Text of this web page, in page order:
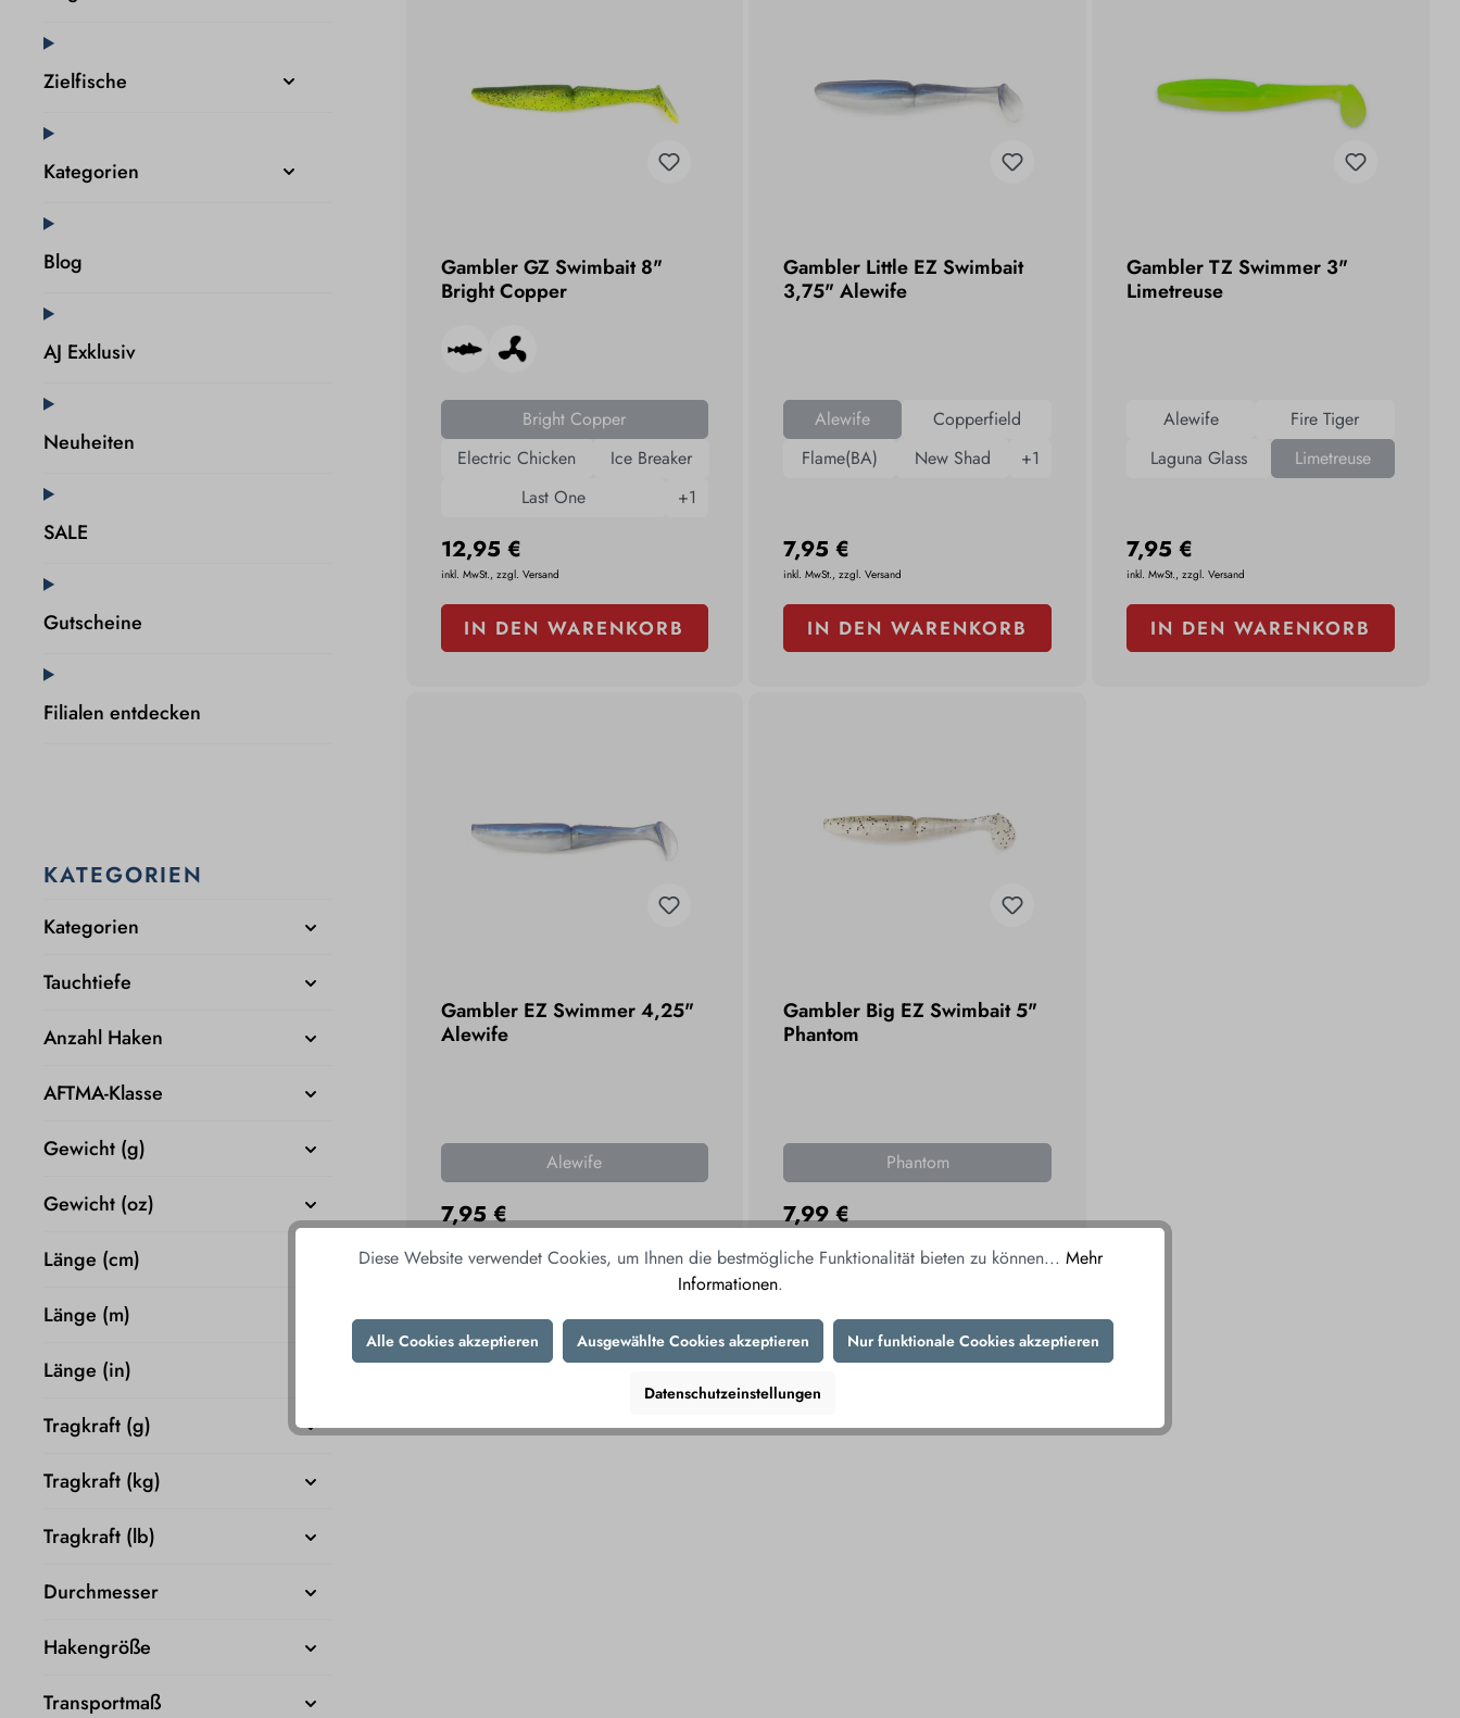
Zielfische
Kategorien
Blog
AJ Exklusiv
Neuheiten
SALE
Gutscheine
Filialen entdecken
KATEGORIEN
Kategorien
Tauchtiefe
Anzahl Haken
AFTMA-Klasse
Gewicht (g)
Gewicht (oz)
Länge (cm)
Länge (m)
Länge (in)
Tragkraft (g)
Tragkraft (kg)
Tragkraft (lb)
Durchmesser
Hakengröße
Transportmaß
Gambler GZ Swimbait 8"
Bright Copper
Bright Copper
Electric Chicken
Ice Breaker
Last One
+1
12,95 €
inkl. MwSt., zzgl. Versand
IN DEN WARENKORB
Gambler Little EZ Swimbait
3,75" Alewife
Alewife
Copperfield
Flame(BA)
New Shad +1
7,95 €
inkl. MwSt., zzgl. Versand
IN DEN WARENKORB
Gambler TZ Swimmer 3"
Limetreuse
Alewife
Fire Tiger
Laguna Glass
Limetreuse
7,95 €
inkl. MwSt., zzgl. Versand
IN DEN WARENKORB
Gambler EZ Swimmer 4,25"
Alewife
Alewife
7,95 €
IN DEN WARENKORB
Gambler Big EZ Swimbait 5"
Phantom
Phantom
7,99 €
Diese Website verwendet Cookies, um Ihnen die bestmögliche Funktionalität bieten zu können... Mehr
Informationen.
Alle Cookies akzeptieren Ausgewählte Cookies akzeptieren Nur funktionale Cookies akzeptieren
Datenschutzeinstellungen